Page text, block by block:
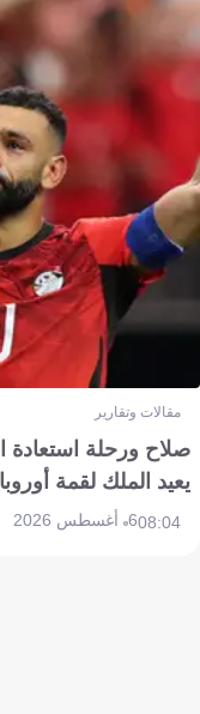
مقالات وتقارير
صلاح ورحلة استعادة
يعيد الملك لقمة أوروبا
08:046 أغسطس 2026